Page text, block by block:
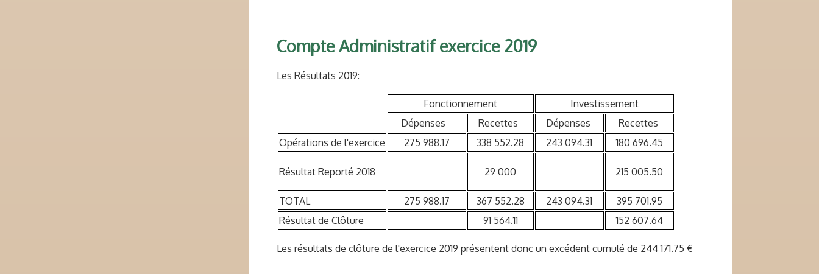
Compte Administratif exercice 2019
Les Résultats 2019:
Fonctionnement
Investissement
Dépenses
Recettes Dépenses
Recettes
Opérations de l'exercice
275 988.17 338 552.28 243 094.31 180 696.45
Résultat Reporté 2018 29 000 215 005.50
TOTAL 275 988.17 367 552.28 243 094.31
395 701.95
Résultat de Clôture
91 564.11 152 607.64
Les résultats de clôture de l'exercice 2019 présentent donc un excédent cumulé de 244 171.75 €